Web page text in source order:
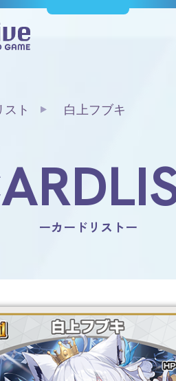
スト 白上フブキ
ーカードリストー